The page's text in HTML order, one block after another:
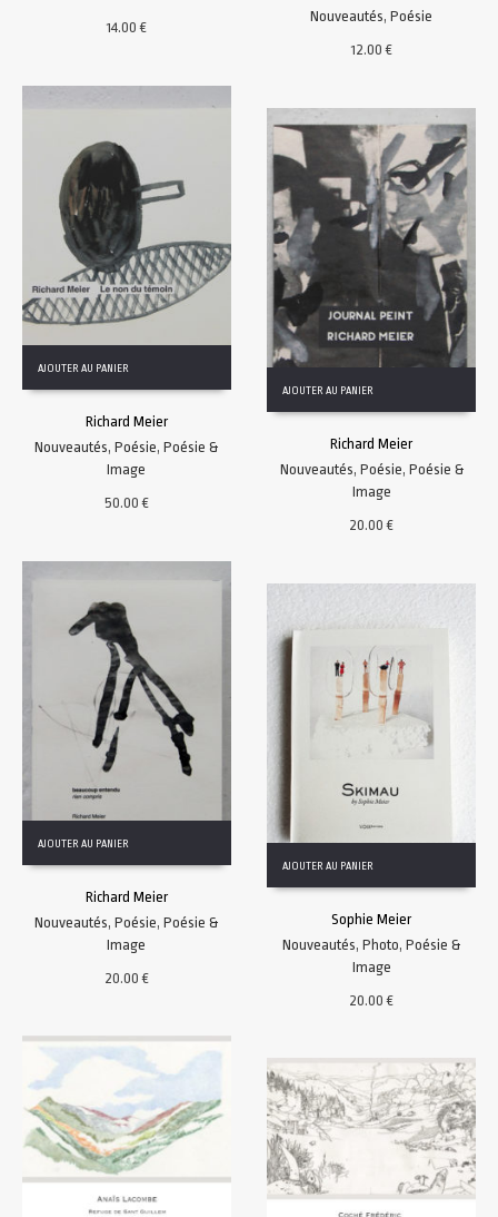
14.00€
Nouveautés,Poésie
12.00€
AJOUTER AU PANIER
Richard Meier
Nouveautés,Poésie,Poésie &
Image
50.00€
AJOUTER AU PANIER
Richard Meier
Nouveautés, Poésie, Poésie &
Image
20.00€
AJOUTER AU PANIER
Richard Meier
Nouveautés,Poésie,Poésie &
Image
20.00€
AJOUTER AU PANIER
Sophie Meier
Nouveautés,Photo,Poésie &
Image
20.00€